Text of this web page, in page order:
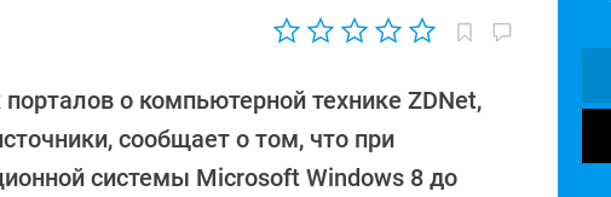
о компьютерной технике ZDNet,
сообщает о том, что при
системы Microsoft Windows 8 до